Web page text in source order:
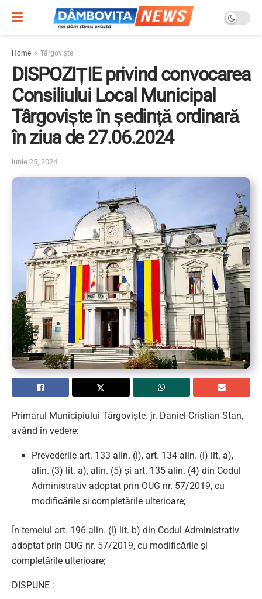
Home Târgoviște
DISPOZIȚIE privind convocarea
Consiliului Local Municipal
Târgoviște în ședință ordinară
în ziua de 27.06.2024
iunie 25, 2024
Primarul Municipiului Târgoviște. jr. Daniel-Cristian Stan,
având în vedere:
Prevederile art. 133 alin. (l), art. 134 alin. (l) lit. a),
alin. (3) lit. a), alin. (5) și art. 135 alin. (4) din Codul
Administrativ adoptat prin OUG nr. 57/2019, cu
modificările și completările ulterioare;
În temeiul art. 196 alin. (l) lit. b) din Codul Administrativ
adoptat prin OUG nr. 57/2019, cu modificările și
completările ulterioare;
DISPUNE :